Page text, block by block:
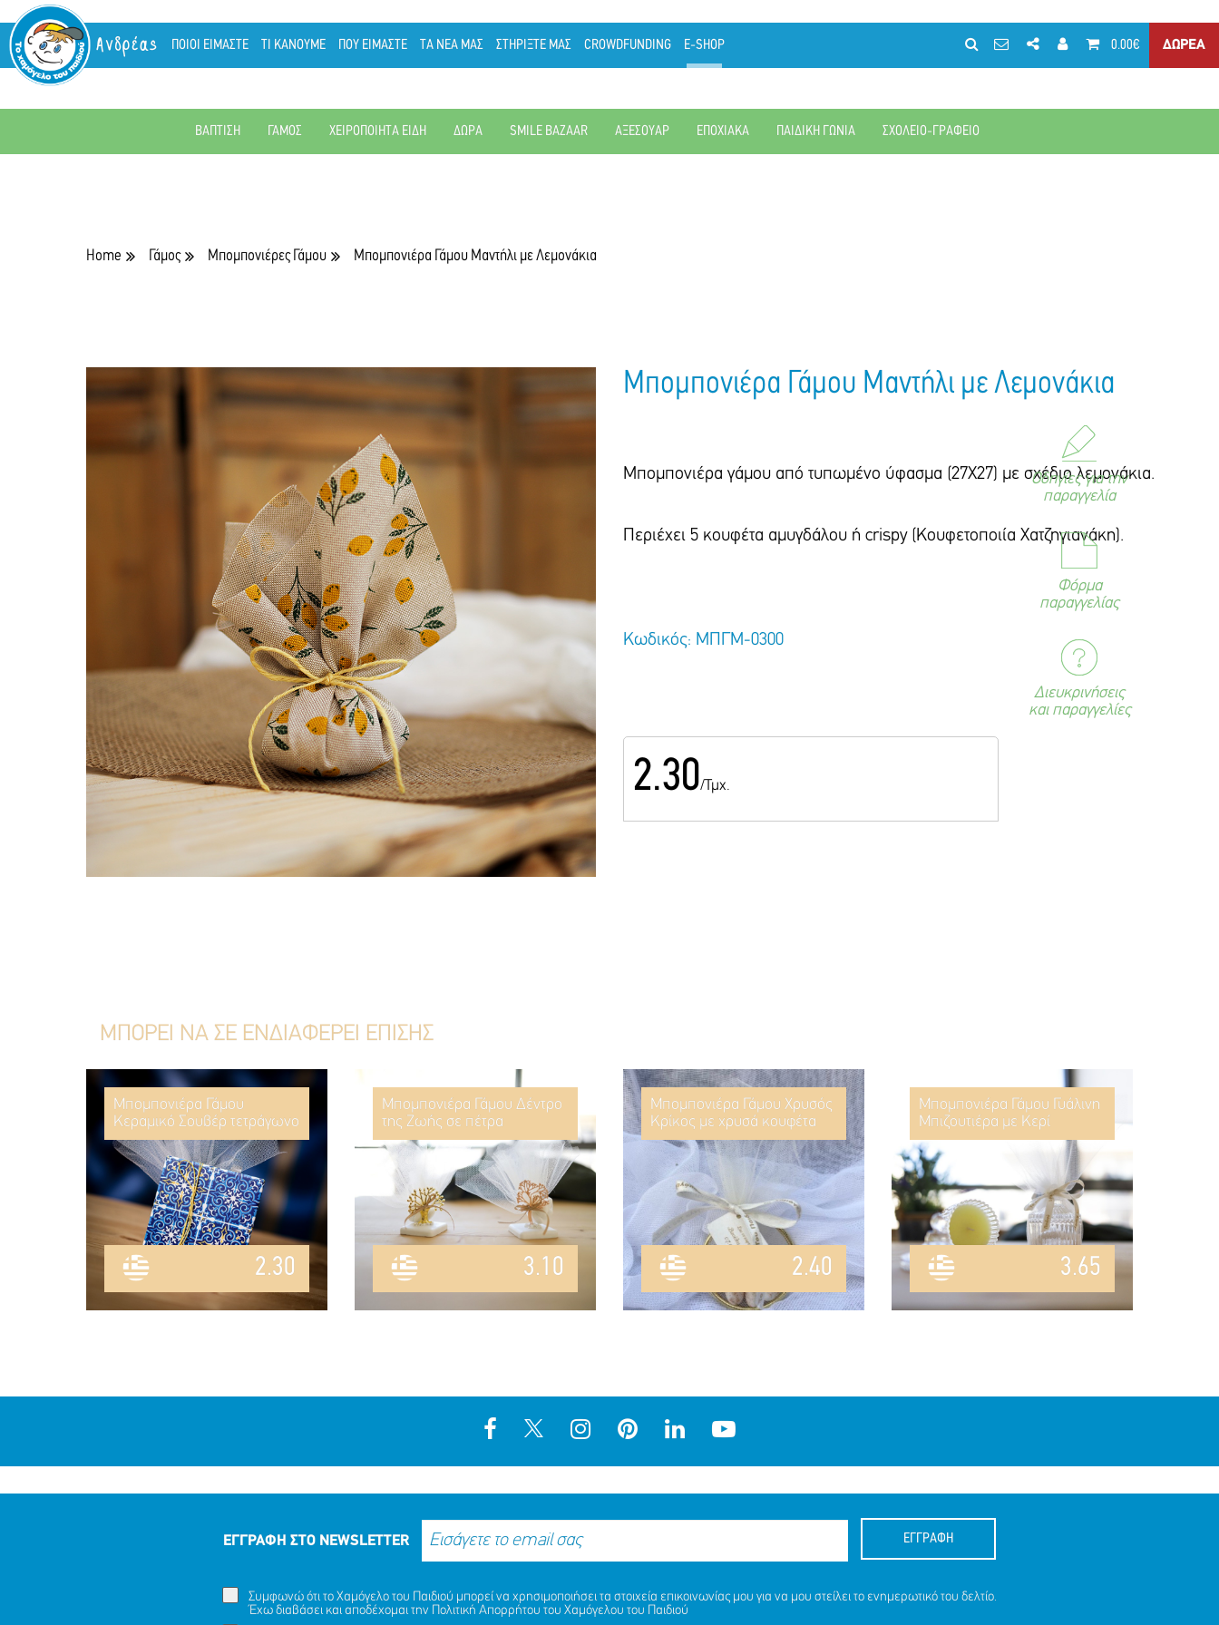
Ανδρέας ΠΟΙΟΙ ΕΙΜΑΣΤΕ ΤΙ ΚΑΝΟΥΜΕ ΠΟΥ ΕΙΜΑΣΤΕ ΤΑ ΝΕΑ ΜΑΣ ΣΤΗΡΙΞΤΕ ΜΑΣ CROWDFUNDING E-SHOP 0.00€ ΔΩΡΕΑ
ΒΑΠΤΙΣΗ ΓΑΜΟΣ ΧΕΙΡΟΠΟΙΗΤΑ ΕΙΔΗ ΔΩΡΑ SMILE BAZAAR ΑΞΕΣΟΥΑΡ ΕΠΟΧΙΑΚΑ ΠΑΙΔΙΚΗ ΓΩΝΙΑ ΣΧΟΛΕΙΟ-ΓΡΑΦΕΙΟ
Home Γάμος Μπομπονιέρες Γάμου Μπομπονιέρα Γάμου Μαντήλι με Λεμονάκια
Μπομπονιέρα Γάμου Μαντήλι με Λεμονάκια
Μπομπονιέρα γάμου από τυπωμένο ύφασμα (27Χ27) με σχέδιο λεμονάκια.
Περιέχει 5 κουφέτα αμυγδάλου ή crispy (Κουφετοποιία Χατζηγιανάκη).
Κωδικός: ΜΠΓΜ-0300
2.30/Τμχ.
Οδηγίες για την
παραγγελία
Φόρμα
παραγγελίας
Διευκρινήσεις
και παραγγελίες
ΜΠΟΡΕΙ ΝΑ ΣΕ ΕΝΔΙΑΦΕΡΕΙ ΕΠΙΣΗΣ
Μπομπονιέρα Γάμου
Κεραμικό Σουβέρ τετράγωνο
2.30
Μπομπονιέρα Γάμου Δέντρο
της Ζωής σε πέτρα
3.10
Μπομπονιέρα Γάμου Χρυσός
Κρίκος με χρυσά κουφέτα
2.40
Μπομπονιέρα Γάμου Γυάλινη
Μπιζουτιέρα με Κερί
3.65
ΕΓΓΡΑΦΗ ΣΤΟ NEWSLETTER ΕΓΓΡΑΦΗ
Συμφωνώ ότι το Χαμόγελο του Παιδιού μπορεί να χρησιμοποιήσει τα στοιχεία επικοινωνίας μου για να μου στείλει το ενημερωτικό του δελτίο.
Έχω διαβάσει και αποδέχομαι την Πολιτική Απορρήτου του Χαμόγελου του Παιδιού